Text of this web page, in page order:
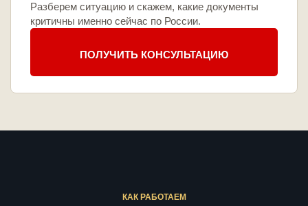
Разберем ситуацию и скажем, какие документы
критичны именно сейчас по России.
ПОЛУЧИТЬ КОНСУЛЬТАЦИЮ
КАК РАБОТАЕМ